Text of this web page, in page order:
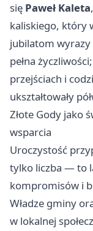
się Paweł Kaleta
kaliskiego, który
jubilatom wyrazy
pełna
przejściach i
ukształtowały
Złote Gody jako
wsparcia
Uroczystość
tylko liczba — to
kompromisów i
Władze gminy
w lokalnej